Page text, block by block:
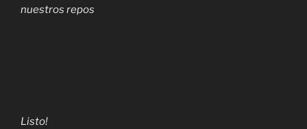
nuestros repos
Listo!